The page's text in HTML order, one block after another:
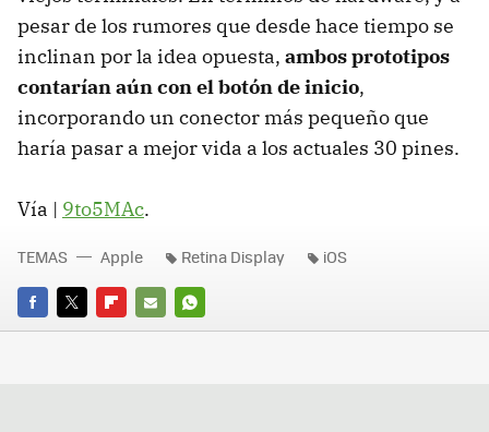
pesar de los rumores que desde hace tiempo se
inclinan por la idea opuesta, ambos prototipos
contarían aún con el botón de inicio,
incorporando un conector más pequeño que
haría pasar a mejor vida a los actuales 30 pines.
Vía | 9to5MAc.
FACEBOOK
TWITTERFLIPBOARD
E-
WHATSAPP
TEMAS Apple Retina Display iOS